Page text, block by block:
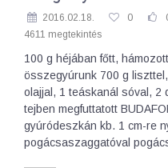
2016.02.18. 0
4611 megtekintés
100 g héjában főtt,
összegyúrunk 700 g
olajjal, 1 teáskanál sóval, 2
tejben megfuttatott
gyúródeszkán kb. 1 cm-re
pogácsaszaggatóval